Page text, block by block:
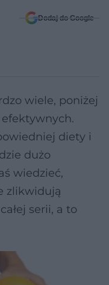
Dodaj do Google
wiele, poniżej
diety i
dużo
wiedzieć,
zlikwidują
serii, a to